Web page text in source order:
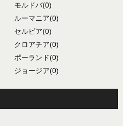
モルドバ(0)
ルーマニア(0)
セルビア(0)
クロアチア(0)
ポーランド(0)
ジョージア(0)